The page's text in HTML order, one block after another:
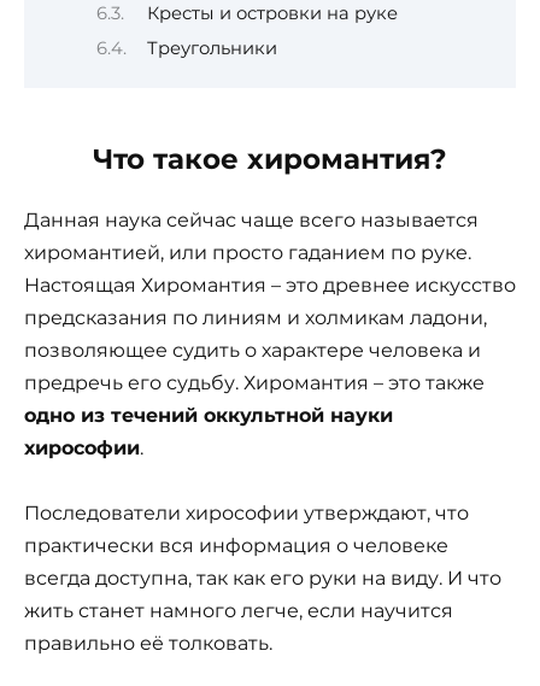
Кресты и островки на руке
Треугольники
Что такое хиромантия?
Данная наука сейчас чаще всего называется
хиромантией, или просто гаданием по руке.
Настоящая Хиромантия – это древнее искусство
предсказания по линиям и холмикам ладони,
позволяющее судить о характере человека и
предречь его судьбу. Хиромантия – это также
одно из течений оккультной науки
хирософии.
Последователи хирософии утверждают, что
практически вся информация о человеке
всегда доступна, так как его руки на виду. И что
жить станет намного легче, если научится
правильно её толковать.